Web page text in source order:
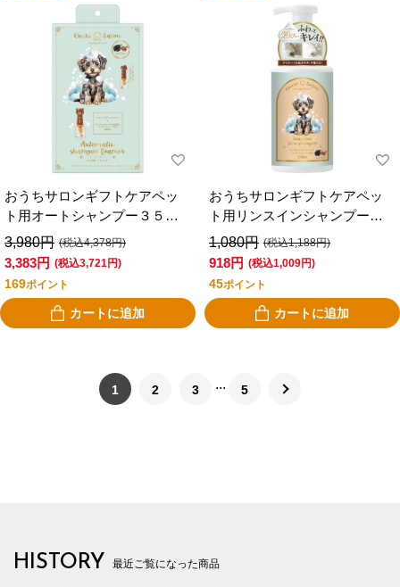
おうちサロンギフトケアペッ
ト用オートシャンプー３５０
ｍｌ
3,980円 (税込4,378円)
3,383円 (税込3,721円)
169ポイント
カートに追加
おうちサロンギフトケアペッ
ト用リンスインシャンプー３
５０ｍｌ
1,080円 (税込1,188円)
918円 (税込1,009円)
45ポイント
カートに追加
1 2 3 5
HISTORY 最近ご覧になった商品